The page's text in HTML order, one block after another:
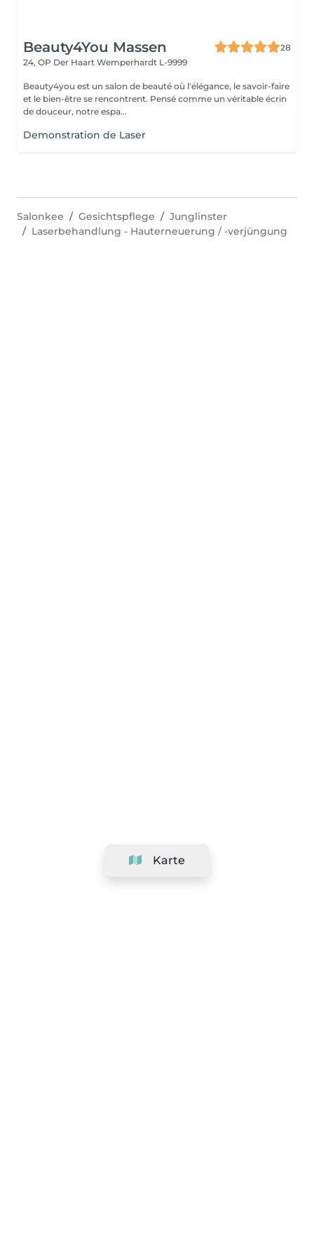
Beauty4You Massen
28
24, OP Der Haart Wemperhardt L-9999
Beauty4you est un salon de beauté où l'élégance, le savoir-faire
et le bien-être se rencontrent. Pensé comme un véritable écrin
de douceur, notre espa...
Demonstration de Laser
Karte
Salonkee Gesichtspflege
Junglinster
Laserbehandlung - Hauterneuerung / -verjüngung